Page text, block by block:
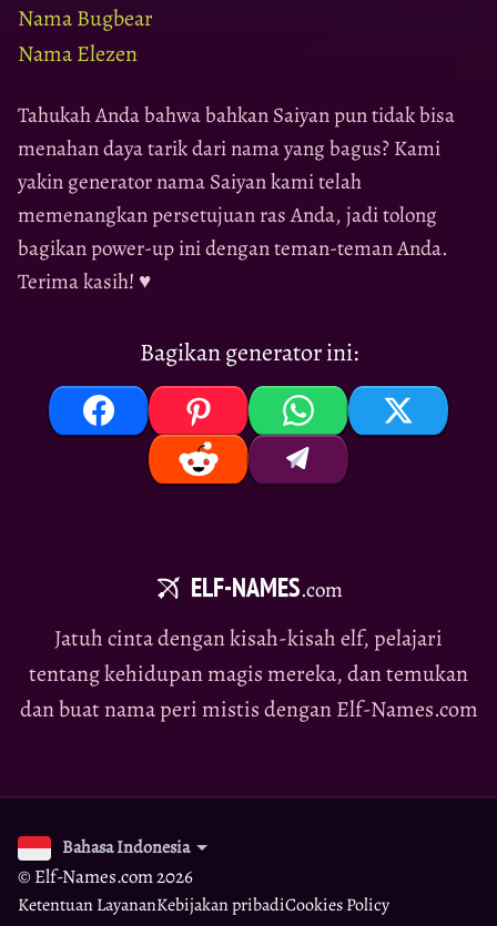
Nama Bugbear
Nama Elezen
Tahukah Anda bahwa bahkan Saiyan pun tidak bisa
menahan daya tarik dari nama yang bagus? Kami
yakin generator nama Saiyan kami telah
memenangkan persetujuan ras Anda, jadi tolong
bagikan power-up ini dengan teman-teman Anda.
Terima kasih! ♥
Bagikan generator ini:
ELF-NAMES.com
Jatuh cinta dengan kisah-kisah elf, pelajari
tentang kehidupan magis mereka, dan temukan
dan buat nama peri mistis dengan Elf-Names.com
Bahasa Indonesia
© Elf-Names.com 2026
Ketentuan LayananKebijakan pribadiCookies Policy